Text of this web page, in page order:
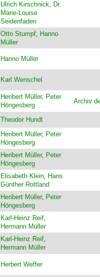
Ulrich Kirschnick, Dr.
Marie-Louise
Seidenfaden
Otto Stumpf, Hanno
Müller
Hanno Müller
Karl Wenschel
Heribert Müller, Peter
Höngesberg
Archiv
Theodor Hundt
Heribert Müller, Peter
Höngesberg
Heribert Müller, Peter
Höngesberg
Elisabeth Klein, Hans
Günther Rottland
Heribert Müller, Peter
Höngesberg
Karl-Heinz Reif,
Hermann Müller
Karl-Heinz Reif,
Hermann Müller
Herbert Weffer